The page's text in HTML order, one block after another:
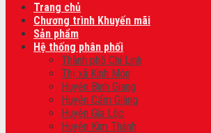
Trang chủ
Chương trình Khuyến mãi
Sản phẩm
Hệ thống phân phối
Thành phố Chí Linh
Thị xã Kinh Môn
Huyện Bình Giang
Huyện Cẩm Giàng
Huyện Gia Lộc
Huyện Kim Thành